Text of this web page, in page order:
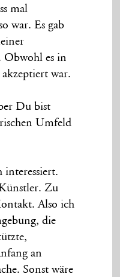
mal
war. Es gab
Obwohl es in
war.
Du bist
Umfeld
interessiert.
Zu
Also ich
die
an
Sonst wäre